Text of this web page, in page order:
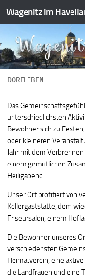
Zum Inhalt springen
Wagenitz im
DORFLEBEN
Das
unterschiedlichsten
Bewohner sich zu
oder kleineren
Jahr mit dem
einem gemütlichen
Heiligabend.
Unser Ort profitiert von
Kellergaststätte, dem
Friseursalon, einem
Die Bewohner unseres
verschiedensten
Heimatverein, eine
die Landfrauen und eine